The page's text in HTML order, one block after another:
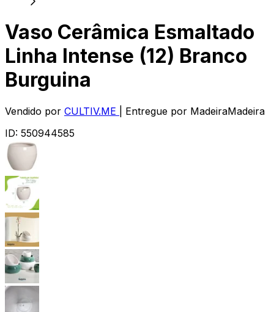
Vaso Cerâmica Esmaltado
Linha Intense (12) Branco
Burguina
Vendido por CULTIV.ME | Entregue por MadeiraMadeira
ID: 550944585